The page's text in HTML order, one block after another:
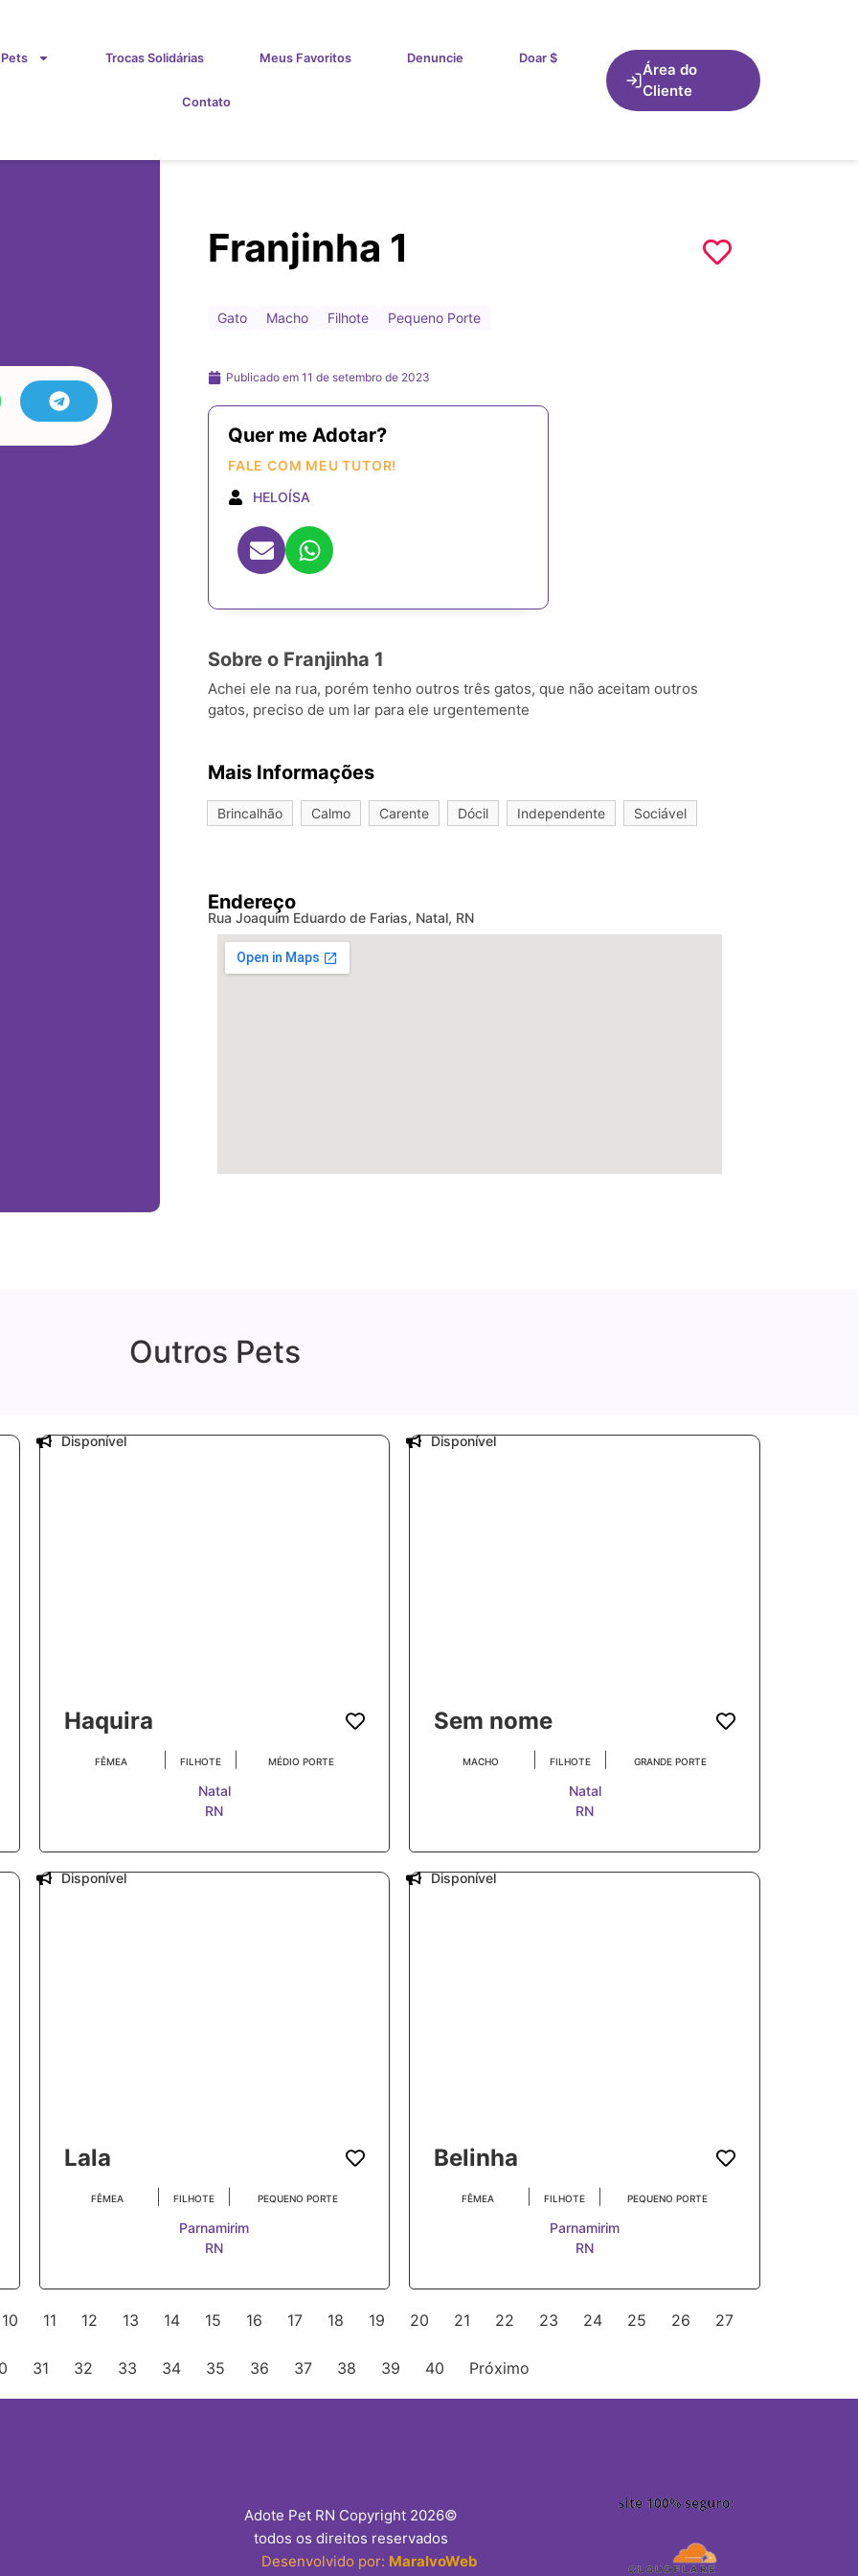
Trocas Solidárias Meus Favoritos Denuncie Doar $
Contato
Área do
Cliente
Franjinha 1
Gato Macho Filhote Pequeno Porte
Publicado em 11 de setembro de 2023
Quer me Adotar?
FALE COM MEU TUTOR!
HELOÍSA
Sobre o Franjinha 1
Achei ele na rua, porém tenho outros três gatos, que não aceitam outros
gatos, preciso de um lar para ele urgentemente
Mais Informações
Brincalhão Calmo Carente Dócil Independente Sociável
Endereço
Rua Joaquim Eduardo de Farias, Natal, RN
Outros Pets
Haquira
FÊMEA FILHOTE MÉDIO PORTE
Natal
RN
Disponível
Sem nome
MACHO FILHOTE GRANDE PORTE
Natal
RN
Disponível
Lala
FÊMEA FILHOTE PEQUENO PORTE
Parnamirim
RN
Disponível
Belinha
FÊMEA FILHOTE PEQUENO PORTE
Parnamirim
RN
Disponível
10 11 12 13 14 15 16 17 18 19 20 21 22 23 24 25 26 27
31 32 33 34 35 36 37 38 39 40 Próximo
Adote Pet RN Copyright 2026©
todos os direitos reservados
Desenvolvido por: MaralvoWeb